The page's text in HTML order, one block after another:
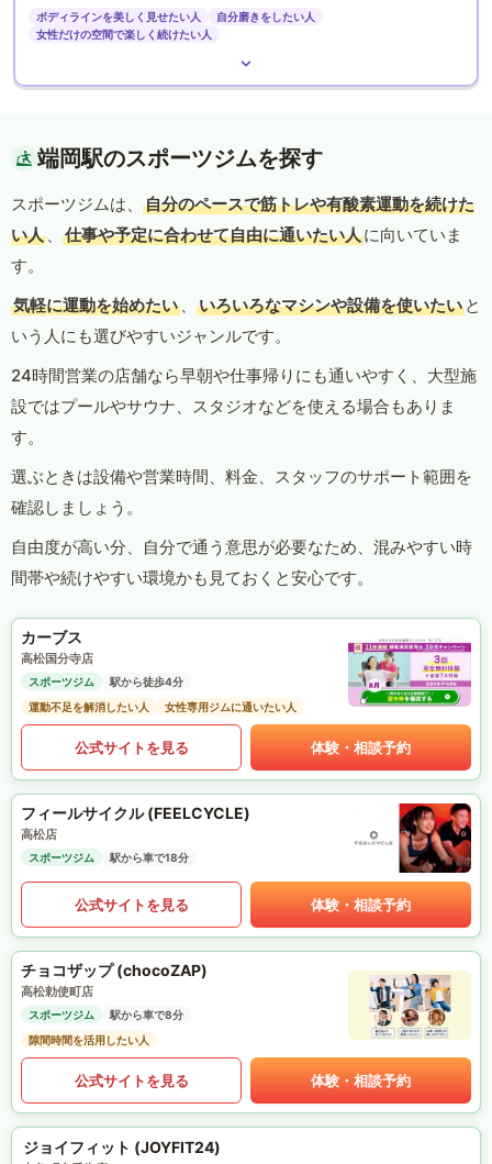
ボディラインを美しく見せたい人
自分磨きをしたい人
女性だけの空間で楽しく続けたい人
端岡駅のスポーツジムを探す
スポーツジムは、
自分のペースで筋トレや有酸素運動を続けた
い人 、 仕事や予定に合わせて自由に通いたい人に向いていま
す。
気軽に運動を始めたい 、 いろいろなマシンや設備を使いたい と
いう人にも選びやすいジャンルです。
24時間営業の店舗なら早朝や仕事帰りにも通いやすく、大型施
設ではプールやサウナ、スタジオなどを使える場合もありま
す。
選ぶときは設備や営業時間、料金、スタッフのサポート範囲を
確認しましょう。
自由度が高い分、自分で通う意思が必要なため、混みやすい時
間帯や続けやすい環境かも見ておくと安心です。
カーブス
高松国分寺店
スポーツジム
駅から徒歩4分
運動不足を解消したい人
女性専用ジムに通いたい人
公式サイトを見る 体験・相談予約
フィールサイクル (FEELCYCLE)
高松店
スポーツジム 駅から車で18分
公式サイトを見る 体験・相談予約
チョコザップ (chocoZAP)
高松勅使町店
スポーツジム
駅から車で8分
隙間時間を活用したい人
公式サイトを見る 体験・相談予約
ジョイフィット (JOYFIT24)